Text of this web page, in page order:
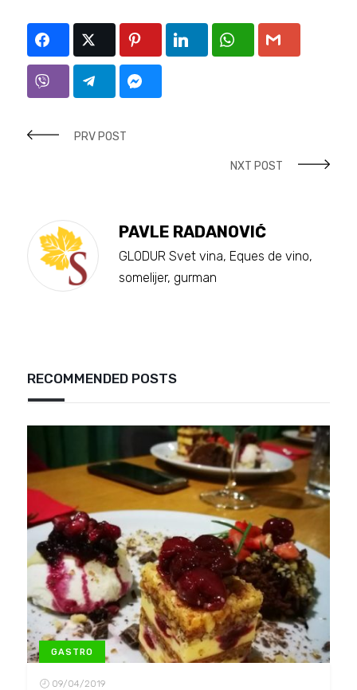
PRV POST
NXT POST
PAVLE RADANOVIĆ
GLODUR Svet vina, Eques de vino,
somelijer, gurman
RECOMMENDED POSTS
GASTRO
09/04/2019